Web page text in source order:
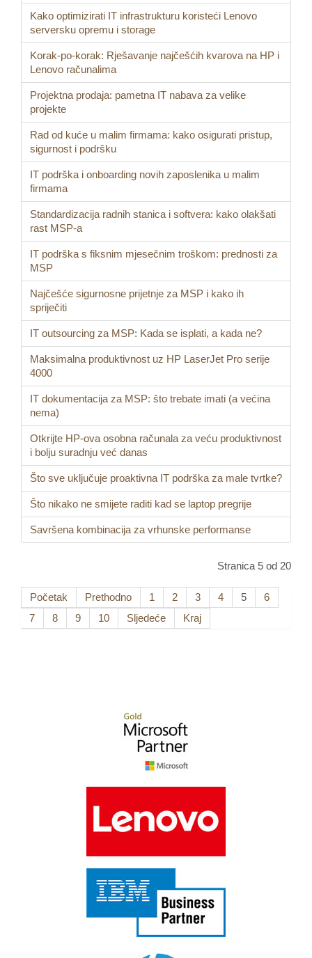
Kako optimizirati IT infrastrukturu koristeći Lenovo
serversku opremu i storage
Korak-po-korak: Rješavanje najčešćih kvarova na HP i
Lenovo računalima
Projektna prodaja: pametna IT nabava za velike
projekte
Rad od kuće u malim firmama: kako osigurati pristup,
sigurnost i podršku
IT podrška i onboarding novih zaposlenika u malim
firmama
Standardizacija radnih stanica i softvera: kako olakšati
rast MSP-a
IT podrška s fiksnim mjesečnim troškom: prednosti za
MSP
Najčešće sigurnosne prijetnje za MSP i kako ih
spriječiti
IT outsourcing za MSP: Kada se isplati, a kada ne?
Maksimalna produktivnost uz HP LaserJet Pro serije
4000
IT dokumentacija za MSP: što trebate imati (a većina
nema)
Otkrijte HP-ova osobna računala za veću produktivnost
i bolju suradnju već danas
Što sve uključuje proaktivna IT podrška za male tvrtke?
Što nikako ne smijete raditi kad se laptop pregrije
Savršena kombinacija za vrhunske performanse
Stranica 5 od 20
Početak Prethodno 1 2 3 4 5
6
7
8 9 10 Sljedeće Kraj